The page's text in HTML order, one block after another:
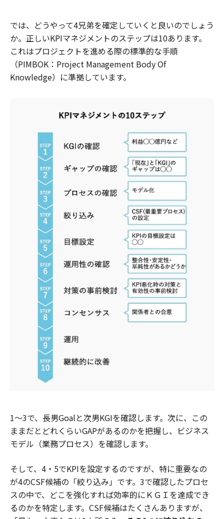
では、どうやって4兄弟を確定していくと良いのでしょう
か。正しいKPIマネジメントのステップは10あります。
これはプロジェクトを進める際の標準的な手順
（PIMBOK：Project Management Body Of
Knowledge）に準拠しています。
1～3で、長男Goalと次男KGIを確認します。次に、この
ままだとどれくらいGAPがあるのかを把握し、ビジネス
モデル（業務プロセス）を確認します。
そして、4・5でKPIを設定するのですが、特に重要なの
が4のCSF候補の「絞り込み」です。3で確認したプロセ
スの中で、どこを強化すれば効率的にＫＧＩを達成でき
るのかを特定します。CSF候補はたくさんありますが、